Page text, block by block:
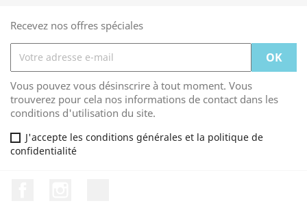
Recevez nos offres spéciales
Vous pouvez vous désinscrire à tout moment. Vous
trouverez pour cela nos informations de contact dans les
conditions d'utilisation du site.
J'accepte les conditions générales et la politique de
confidentialité